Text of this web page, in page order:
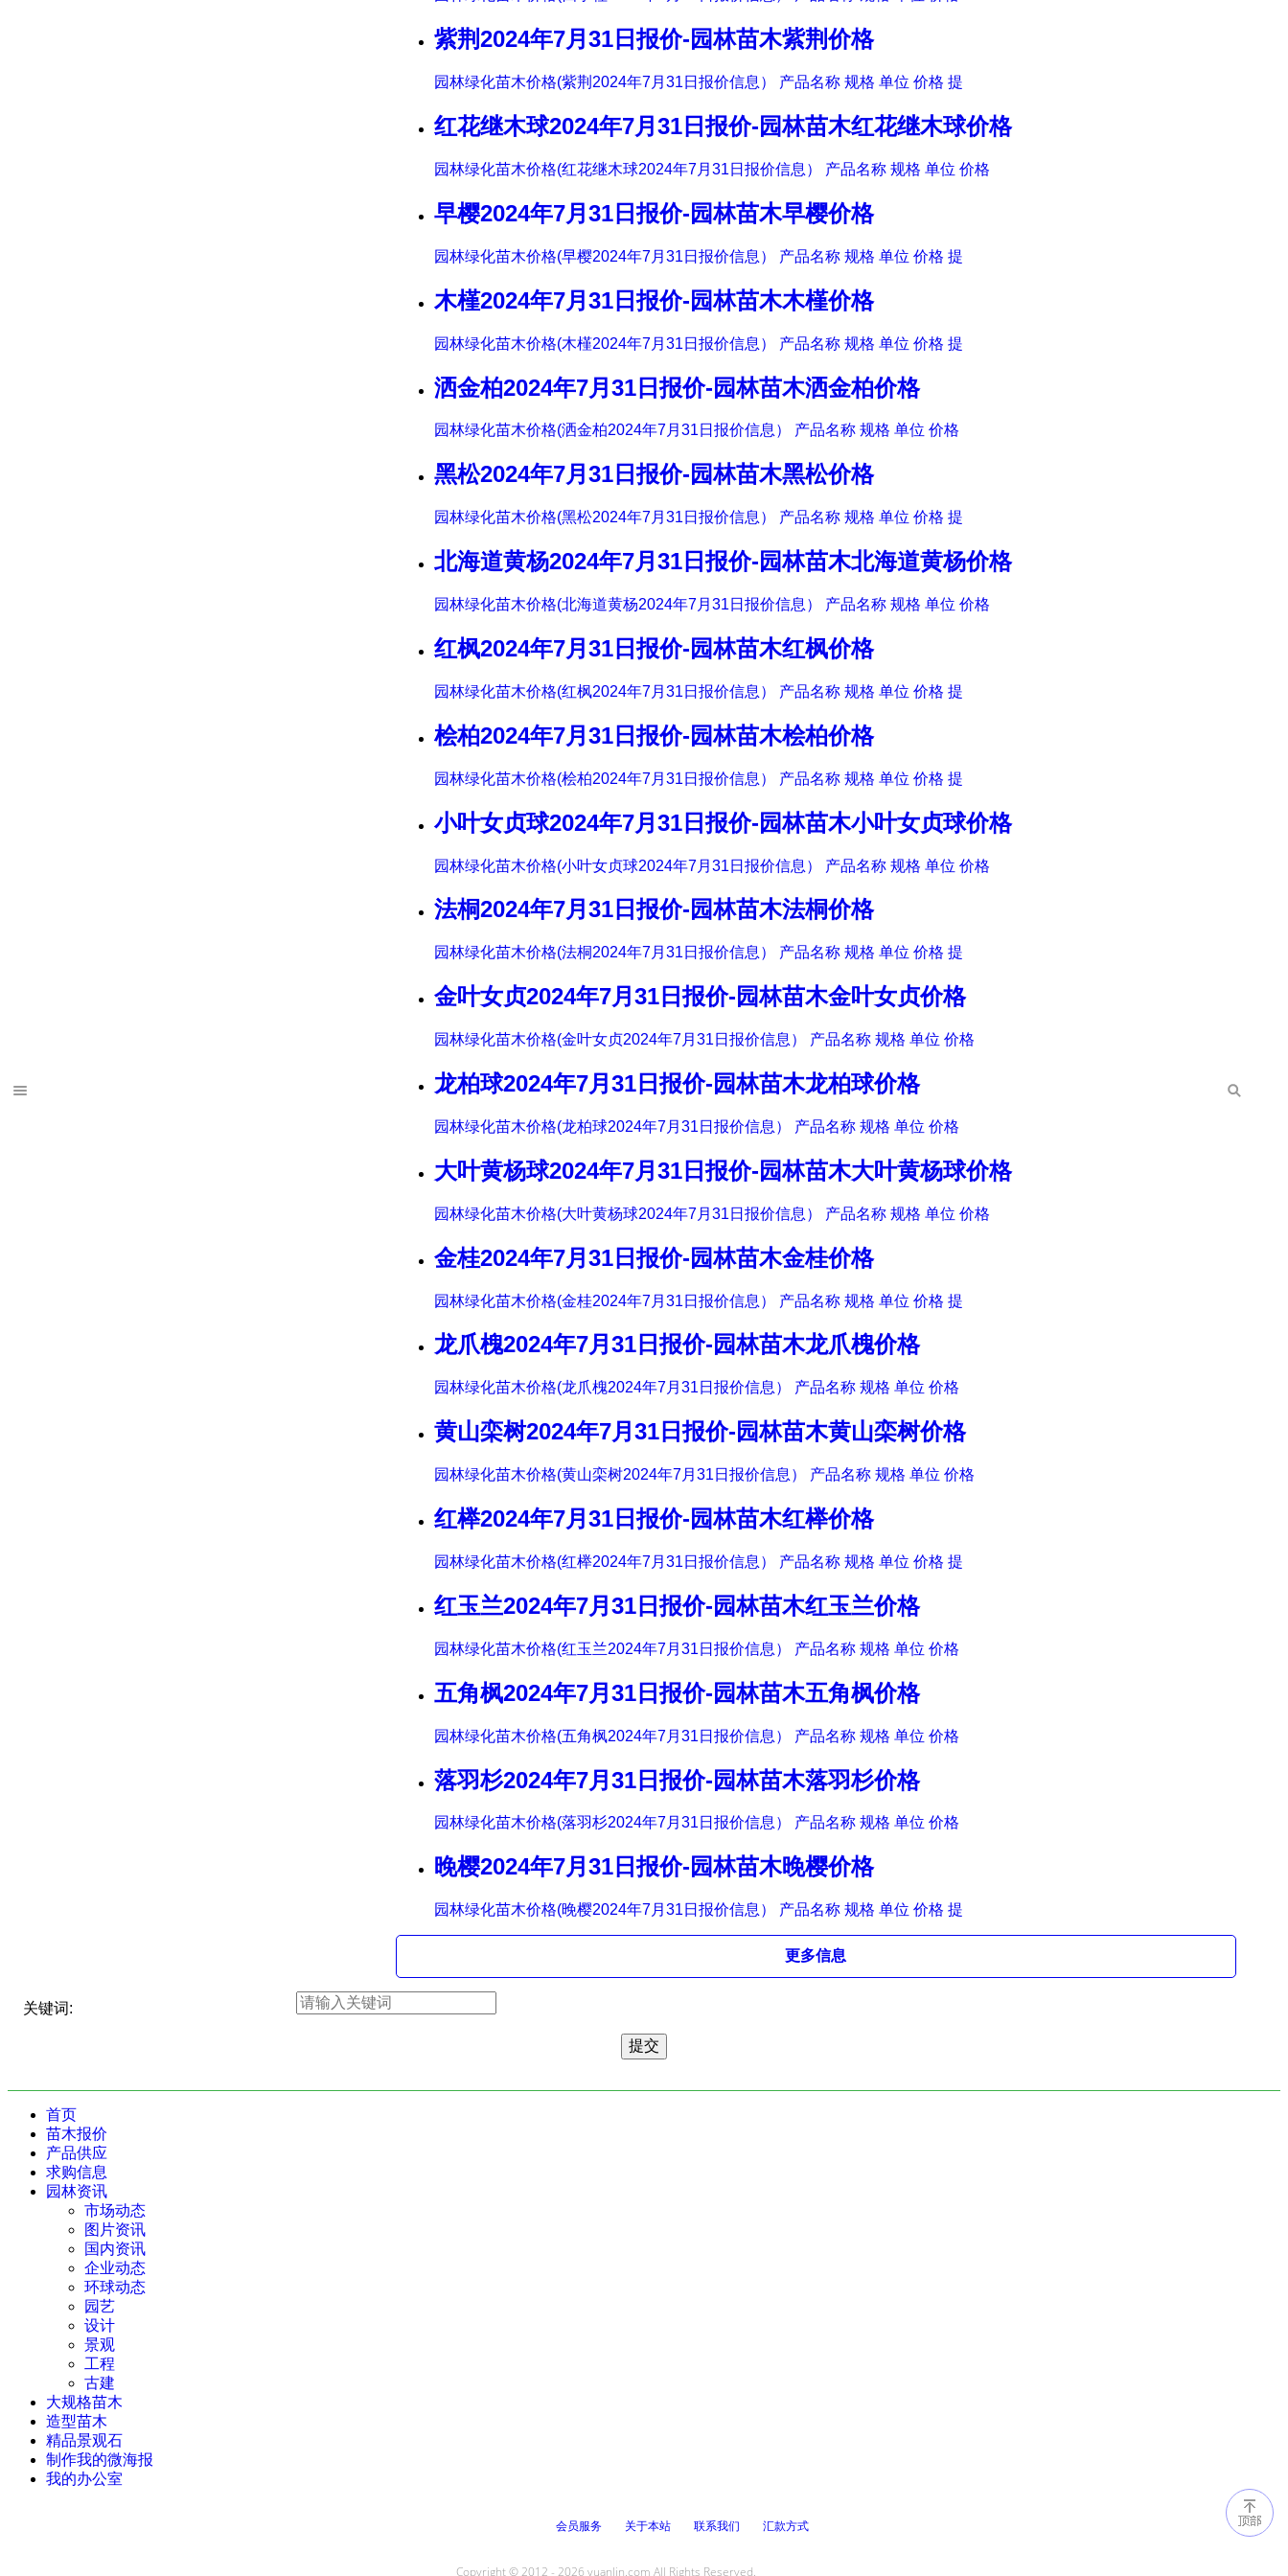
紫荆2024年7月31日报价-园林苗木紫荆价格
园林绿化苗木价格(紫荆2024年7月31日报价信息） 产品名称 规格 单位 价格 提
红花继木球2024年7月31日报价-园林苗木红花继木球价格
园林绿化苗木价格(红花继木球2024年7月31日报价信息） 产品名称 规格 单位 价格
早樱2024年7月31日报价-园林苗木早樱价格
园林绿化苗木价格(早樱2024年7月31日报价信息） 产品名称 规格 单位 价格 提
木槿2024年7月31日报价-园林苗木木槿价格
园林绿化苗木价格(木槿2024年7月31日报价信息） 产品名称 规格 单位 价格 提
洒金柏2024年7月31日报价-园林苗木洒金柏价格
园林绿化苗木价格(洒金柏2024年7月31日报价信息） 产品名称 规格 单位 价格
黑松2024年7月31日报价-园林苗木黑松价格
园林绿化苗木价格(黑松2024年7月31日报价信息） 产品名称 规格 单位 价格 提
北海道黄杨2024年7月31日报价-园林苗木北海道黄杨价格
园林绿化苗木价格(北海道黄杨2024年7月31日报价信息） 产品名称 规格 单位 价格
红枫2024年7月31日报价-园林苗木红枫价格
园林绿化苗木价格(红枫2024年7月31日报价信息） 产品名称 规格 单位 价格 提
桧柏2024年7月31日报价-园林苗木桧柏价格
园林绿化苗木价格(桧柏2024年7月31日报价信息） 产品名称 规格 单位 价格 提
小叶女贞球2024年7月31日报价-园林苗木小叶女贞球价格
园林绿化苗木价格(小叶女贞球2024年7月31日报价信息） 产品名称 规格 单位 价格
法桐2024年7月31日报价-园林苗木法桐价格
园林绿化苗木价格(法桐2024年7月31日报价信息） 产品名称 规格 单位 价格 提
金叶女贞2024年7月31日报价-园林苗木金叶女贞价格
园林绿化苗木价格(金叶女贞2024年7月31日报价信息） 产品名称 规格 单位 价格
龙柏球2024年7月31日报价-园林苗木龙柏球价格
园林绿化苗木价格(龙柏球2024年7月31日报价信息） 产品名称 规格 单位 价格
大叶黄杨球2024年7月31日报价-园林苗木大叶黄杨球价格
园林绿化苗木价格(大叶黄杨球2024年7月31日报价信息） 产品名称 规格 单位 价格
金桂2024年7月31日报价-园林苗木金桂价格
园林绿化苗木价格(金桂2024年7月31日报价信息） 产品名称 规格 单位 价格 提
龙爪槐2024年7月31日报价-园林苗木龙爪槐价格
园林绿化苗木价格(龙爪槐2024年7月31日报价信息） 产品名称 规格 单位 价格
黄山栾树2024年7月31日报价-园林苗木黄山栾树价格
园林绿化苗木价格(黄山栾树2024年7月31日报价信息） 产品名称 规格 单位 价格
红榉2024年7月31日报价-园林苗木红榉价格
园林绿化苗木价格(红榉2024年7月31日报价信息） 产品名称 规格 单位 价格 提
红玉兰2024年7月31日报价-园林苗木红玉兰价格
园林绿化苗木价格(红玉兰2024年7月31日报价信息） 产品名称 规格 单位 价格
五角枫2024年7月31日报价-园林苗木五角枫价格
园林绿化苗木价格(五角枫2024年7月31日报价信息） 产品名称 规格 单位 价格
落羽杉2024年7月31日报价-园林苗木落羽杉价格
园林绿化苗木价格(落羽杉2024年7月31日报价信息） 产品名称 规格 单位 价格
晚樱2024年7月31日报价-园林苗木晚樱价格
园林绿化苗木价格(晚樱2024年7月31日报价信息） 产品名称 规格 单位 价格 提
更多信息
关键词:
首页
苗木报价
产品供应
求购信息
园林资讯
市场动态
图片资讯
国内资讯
企业动态
环球动态
园艺
设计
景观
工程
古建
大规格苗木
造型苗木
精品景观石
制作我的微海报
我的办公室
会员服务 关于本站 联系我们 汇款方式
Copyright © 2012 - 2026 yuanlin.com All Rights Reserved.